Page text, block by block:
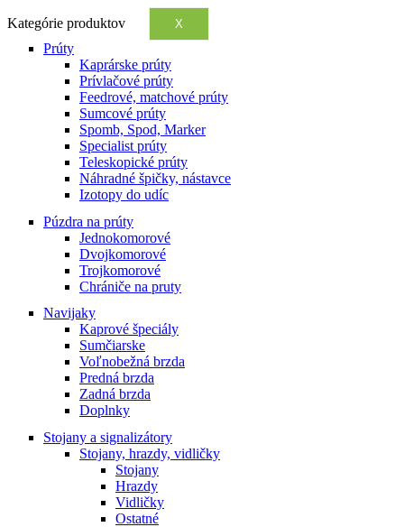
Kategórie produktov X
Prúty
Kaprárske prúty
Prívlačové prúty
Feedrové, matchové prúty
Sumcové prúty
Spomb, Spod, Marker
Specialist prúty
Teleskopické prúty
Náhradné špičky, nástavce
Izotopy do udíc
Púzdra na prúty
Jednokomorové
Dvojkomorové
Trojkomorové
Chrániče na pruty
Navijaky
Kaprové špeciály
Sumčiarske
Voľnobežná brzda
Predná brzda
Zadná brzda
Doplnky
Stojany a signalizátory
Stojany, hrazdy, vidličky
Stojany
Hrazdy
Vidličky
Ostatné